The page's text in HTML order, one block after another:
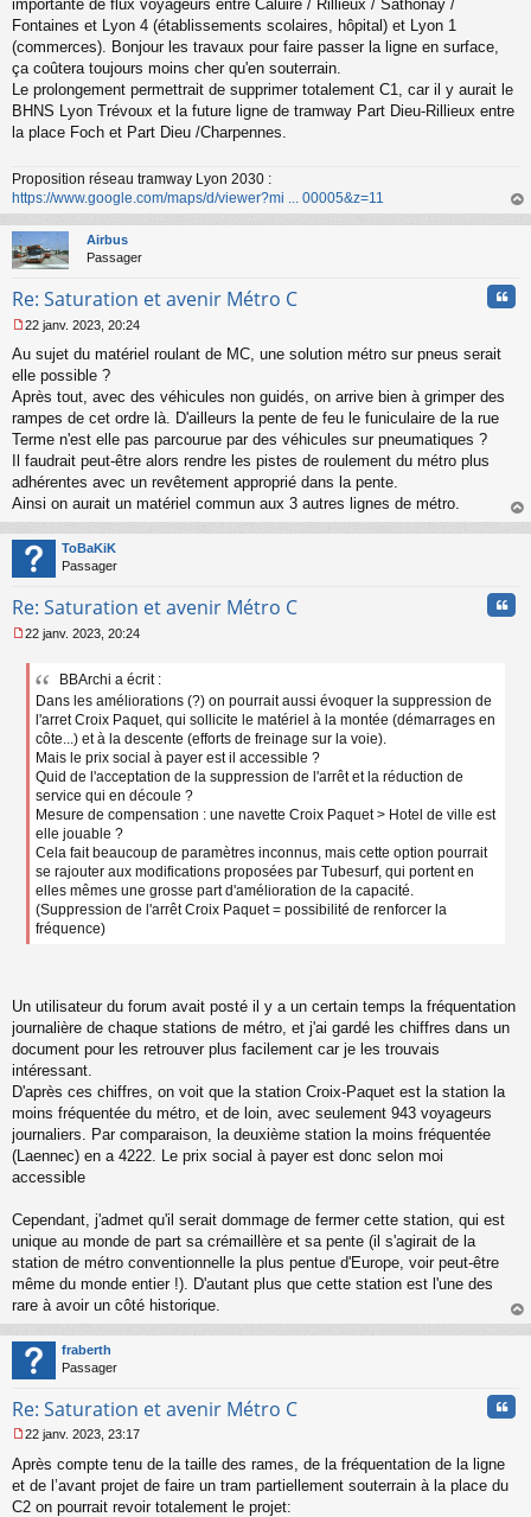
a
g
e
n
o
n
u
importante de flux voyageurs entre Caluire / Rillieux / Sathonay /
Fontaines et Lyon 4 (établissements scolaires, hôpital) et Lyon 1
(commerces). Bonjour les travaux pour faire passer la ligne en surface,
ça coûtera toujours moins cher qu'en souterrain.
Le prolongement permettrait de supprimer totalement C1, car il y aurait le
BHNS Lyon Trévoux et la future ligne de tramway Part Dieu-Rillieux entre
la place Foch et Part Dieu /Charpennes.
Proposition réseau tramway Lyon 2030 :
https://www.google.com/maps/d/viewer?mi ... 00005&z=11
au
Airbus
Passager
Re: Saturation et avenir Métro C
e
s
s
g
e
n
o
n
u
22 janv. 2023, 20:24
Au sujet du matériel roulant de MC, une solution métro sur pneus serait
elle possible ?
Après tout, avec des véhicules non guidés, on arrive bien à grimper des
rampes de cet ordre là. D'ailleurs la pente de feu le funiculaire de la rue
Terme n'est elle pas parcourue par des véhicules sur pneumatiques ?
Il faudrait peut-être alors rendre les pistes de roulement du métro plus
adhérentes avec un revêtement approprié dans la pente.
Ainsi on aurait un matériel commun aux 3 autres lignes de métro.
au
ToBaKiK
Passager
Re: Saturation et avenir Métro C
e
22 janv. 2023, 20:24
BBArchi a écrit :
Dans les améliorations (?) on pourrait aussi évoquer la suppression de
l'arret Croix Paquet, qui sollicite le matériel à la montée (démarrages en
côte...) et à la descente (efforts de freinage sur la voie).
Mais le prix social à payer est il accessible ?
Quid de l'acceptation de la suppression de l'arrêt et la réduction de
service qui en découle ?
Mesure de compensation : une navette Croix Paquet > Hotel de ville est
elle jouable ?
Cela fait beaucoup de paramètres inconnus, mais cette option pourrait
se rajouter aux modifications proposées par Tubesurf, qui portent en
elles mêmes une grosse part d'amélioration de la capacité.
(Suppression de l'arrêt Croix Paquet = possibilité de renforcer la
fréquence)
Un utilisateur du forum avait posté il y a un certain temps la fréquentation
journalière de chaque stations de métro, et j'ai gardé les chiffres dans un
document pour les retrouver plus facilement car je les trouvais
intéressant.
D'après ces chiffres, on voit que la station Croix-Paquet est la station la
moins fréquentée du métro, et de loin, avec seulement 943 voyageurs
journaliers. Par comparaison, la deuxième station la moins fréquentée
(Laennec) en a 4222. Le prix social à payer est donc selon moi
accessible
Cependant, j'admet qu'il serait dommage de fermer cette station, qui est
unique au monde de part sa crémaillère et sa pente (il s'agirait de la
station de métro conventionnelle la plus pentue d'Europe, voir peut-être
même du monde entier !). D'autant plus que cette station est l'une des
rare à avoir un côté historique.
au
fraberth
Passager
Re: Saturation et avenir Métro C
e
s
s
22 janv. 2023, 23:17
Après compte tenu de la taille des rames, de la fréquentation de la ligne
et de l’avant projet de faire un tram partiellement souterrain à la place du
C2 on pourrait revoir totalement le projet: